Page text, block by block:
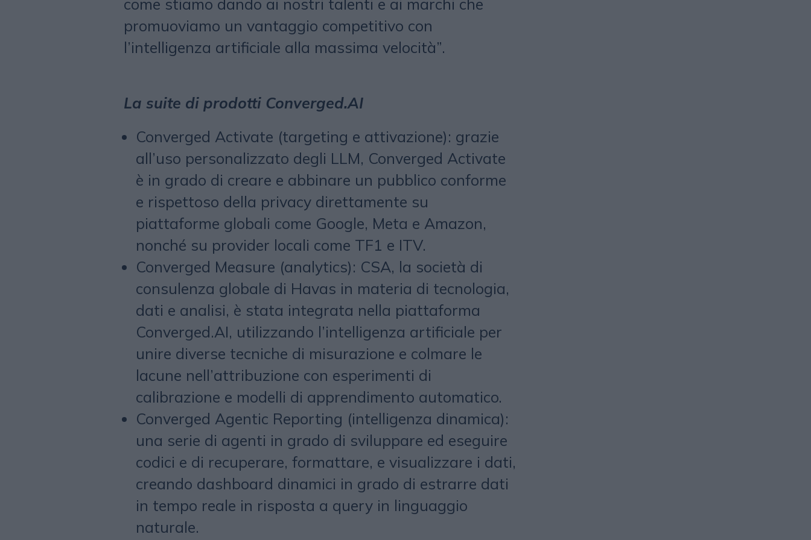
come stiamo dando ai nostri talenti e ai marchi che
promuoviamo un vantaggio competitivo con
l’intelligenza artificiale alla massima velocità”.
La suite di prodotti Converged.AI
Converged Activate (targeting e attivazione): grazie
all’uso personalizzato degli LLM, Converged Activate
è in grado di creare e abbinare un pubblico conforme
e rispettoso della privacy direttamente su
piattaforme globali come Google, Meta e Amazon,
nonché su provider locali come TF1 e ITV.
Converged Measure (analytics): CSA, la società di
consulenza globale di Havas in materia di tecnologia,
dati e analisi, è stata integrata nella piattaforma
Converged.AI, utilizzando l’intelligenza artificiale per
unire diverse tecniche di misurazione e colmare le
lacune nell’attribuzione con esperimenti di
calibrazione e modelli di apprendimento automatico.
Converged Agentic Reporting (intelligenza dinamica):
una serie di agenti in grado di sviluppare ed eseguire
codici e di recuperare, formattare, e visualizzare i dati,
creando dashboard dinamici in grado di estrarre dati
in tempo reale in risposta a query in linguaggio
naturale.